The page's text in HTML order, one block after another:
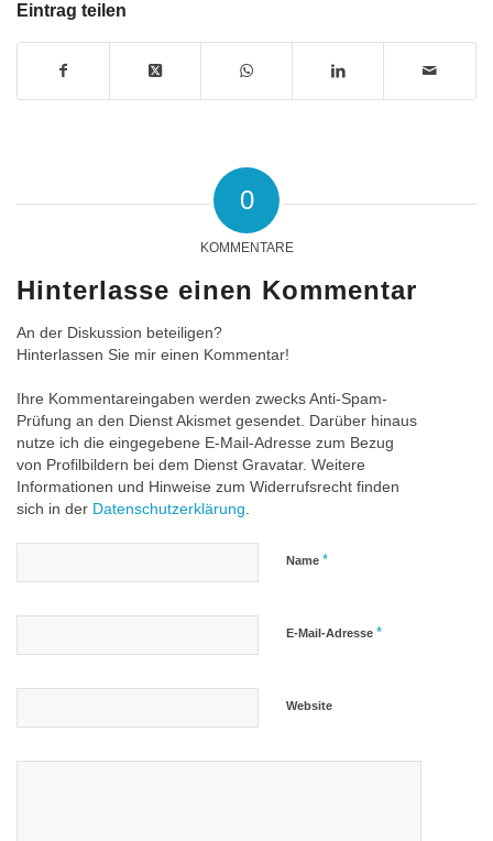
Eintrag teilen
0
KOMMENTARE
Hinterlasse einen Kommentar
An der Diskussion beteiligen?
Hinterlassen Sie mir einen Kommentar!
Ihre Kommentareingaben werden zwecks Anti-Spam-
Prüfung an den Dienst Akismet gesendet. Darüber hinaus
nutze ich die eingegebene E-Mail-Adresse zum Bezug
von Profilbildern bei dem Dienst Gravatar. Weitere
Informationen und Hinweise zum Widerrufsrecht finden
sich in der Datenschutzerklärung.
Name *
E-Mail-Adresse *
Website